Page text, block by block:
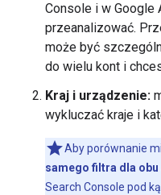
Console i w Google
przeanalizować.
może być
do wielu kont i
Kraj i urządzenie:
wykluczać kraje i
Aby porównanie
samego filtra dla obu
Search Console pod